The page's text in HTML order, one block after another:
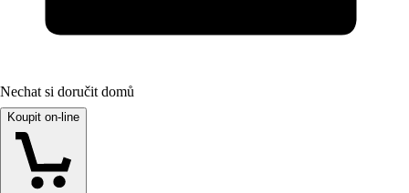
Nechat si doručit domů
Koupit on-line